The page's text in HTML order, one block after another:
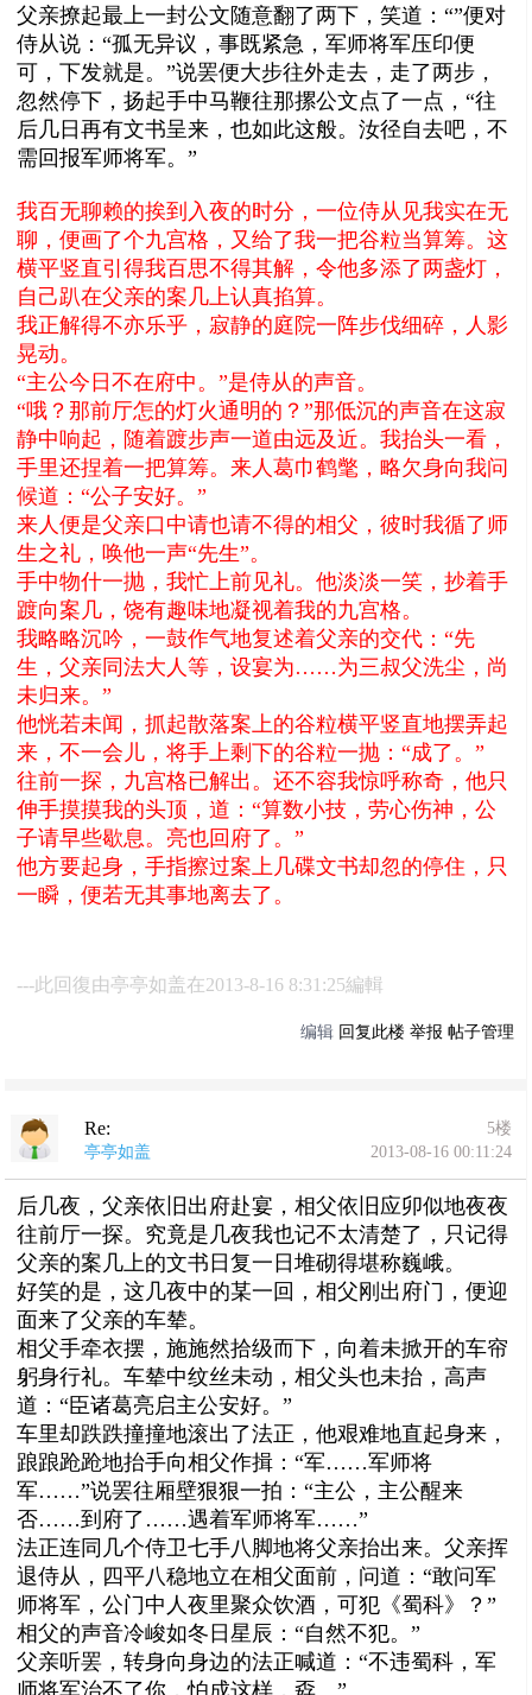
父亲撩起最上一封公文随意翻了两下，笑道：“”便对
侍从说：“孤无异议，事既紧急，军师将军压印便
可，下发就是。”说罢便大步往外走去，走了两步，
忽然停下，扬起手中马鞭往那摞公文点了一点，“往
后几日再有文书呈来，也如此这般。汝径自去吧，不
需回报军师将军。”
我百无聊赖的挨到入夜的时分，一位侍从见我实在无
聊，便画了个九宫格，又给了我一把谷粒当算筹。这
横平竖直引得我百思不得其解，令他多添了两盏灯，
自己趴在父亲的案几上认真掐算。
我正解得不亦乐乎，寂静的庭院一阵步伐细碎，人影
晃动。
“主公今日不在府中。”是侍从的声音。
“哦？那前厅怎的灯火通明的？”那低沉的声音在这寂
静中响起，随着踱步声一道由远及近。我抬头一看，
手里还捏着一把算筹。来人葛巾鹤氅，略欠身向我问
候道：“公子安好。”
来人便是父亲口中请也请不得的相父，彼时我循了师
生之礼，唤他一声“先生”。
手中物什一抛，我忙上前见礼。他淡淡一笑，抄着手
踱向案几，饶有趣味地凝视着我的九宫格。
我略略沉吟，一鼓作气地复述着父亲的交代：“先
生，父亲同法大人等，设宴为……为三叔父洗尘，尚
未归来。”
他恍若未闻，抓起散落案上的谷粒横平竖直地摆弄起
来，不一会儿，将手上剩下的谷粒一抛：“成了。”
往前一探，九宫格已解出。还不容我惊呼称奇，他只
伸手摸摸我的头顶，道：“算数小技，劳心伤神，公
子请早些歇息。亮也回府了。”
他方要起身，手指擦过案上几碟文书却忽的停住，只
一瞬，便若无其事地离去了。
---此回復由亭亭如盖在2013-8-16 8:31:25編輯
编辑 回复此楼 举报 帖子管理
Re:
5楼
亭亭如盖
2013-08-16 00:11:24
后几夜，父亲依旧出府赴宴，相父依旧应卯似地夜夜
往前厅一探。究竟是几夜我也记不太清楚了，只记得
父亲的案几上的文书日复一日堆砌得堪称巍峨。
好笑的是，这几夜中的某一回，相父刚出府门，便迎
面来了父亲的车辇。
相父手牵衣摆，施施然拾级而下，向着未掀开的车帘
躬身行礼。车辇中纹丝未动，相父头也未抬，高声
道：“臣诸葛亮启主公安好。”
车里却跌跌撞撞地滚出了法正，他艰难地直起身来，
踉踉跄跄地抬手向相父作揖：“军……军师将
军……”说罢往厢壁狠狠一拍：“主公，主公醒来
否……到府了……遇着军师将军……”
法正连同几个侍卫七手八脚地将父亲抬出来。父亲挥
退侍从，四平八稳地立在相父面前，问道：“敢问军
师将军，公门中人夜里聚众饮酒，可犯《蜀科》？”
相父的声音冷峻如冬日星辰：“自然不犯。”
父亲听罢，转身向身边的法正喊道：“不违蜀科，军
师将军治不了你，怕成这样，孬。”